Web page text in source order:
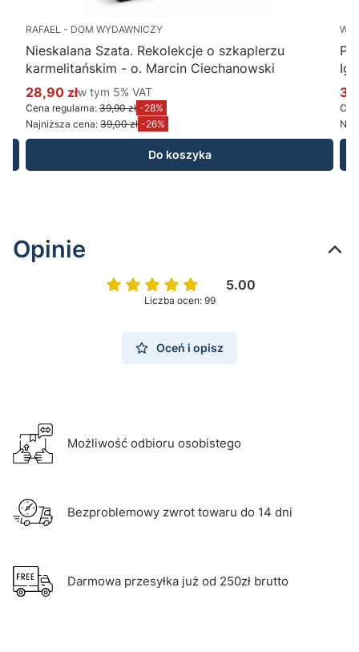
RAFAEL - DOM WYDAWNICZY
Nieskalana Szata. Rekolekcje o szkaplerzu
karmelitańskim - o. Marcin Ciechanowski
Cena promocyjna brutto
28,90 złw tym %s VAT
w tym 5% VAT
Cena regularna: 39,90 zł -28%
Najniższa cena: 39,00 zł -26%
Do koszyka
Opinie
5.00
Liczba ocen: 99
Oceń i opisz
Możliwość odbioru osobistego
Bezproblemowy zwrot towaru do 14 dni
Darmowa przesyłka już od 250zł brutto